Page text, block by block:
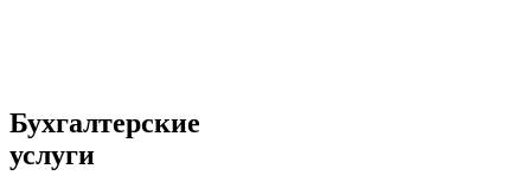
Бухгалтерские
услуги